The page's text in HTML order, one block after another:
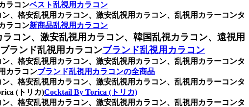
ラコンベスト乱視用カラコン
、格安乱視用カラコン、激安乱視用カラコン、乱視用カラーコンタ
ラコン新商品乱視用カラコン
コン、激安乱視用カラコン、韓国乱視カラコン、遠視用
ランド乱視用カラコンブランド乱視用カラコン
、格安乱視用カラコン、激安乱視用カラコン、乱視用カラーコンタ
カラコンブランド乱視用カラコンの全商品
、格安乱視用カラコン、激安乱視用カラコン、乱視用カラーコンタ
(トリカ)Cocktail By Torica (トリカ)
、格安乱視用カラコン、激安乱視用カラコン、乱視用カラーコンタ